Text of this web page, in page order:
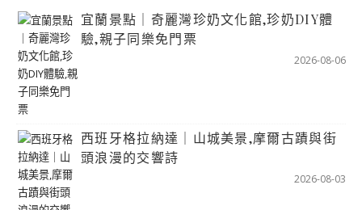
宜蘭景點｜奇麗灣珍奶文化館,珍奶DIY體
驗,親子同樂免門票
2026-08-06
西班牙格拉納達｜山城美景,摩爾古蹟與街
頭浪漫的交響詩
2026-08-03